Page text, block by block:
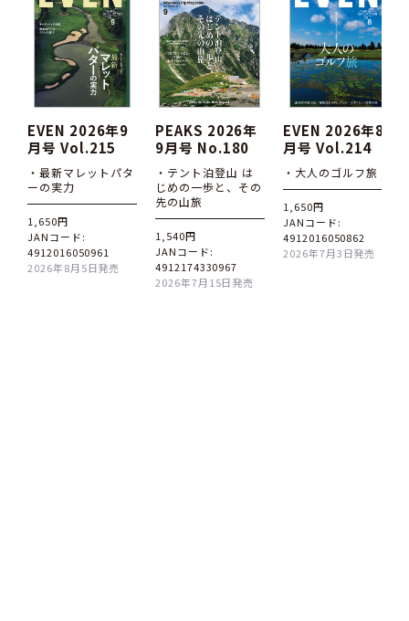
EVEN 2026年9
月号 Vol.215
・最新マレットパタ
ーの実力
1,650円
JANコード:
4912016050961
2026年8月5日発売
PEAKS 2026年
9月号 No.180
・テント泊登山 は
じめの一歩と、その
先の山旅
1,540円
JANコード:
4912174330967
2026年7月15日発売
EVEN 2026年8
月号 Vol.214
・大人のゴルフ旅
1,650円
JANコード:
4912016050862
2026年7月3日発売